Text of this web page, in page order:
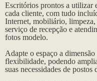
Escritórios prontos a utilizar
cada cliente, com tudo
Internet, mobiliário,
serviço de recepção e
fotos modelo.
Adapte o espaço a
flexibilidade, podendo
suas necessidades de postos